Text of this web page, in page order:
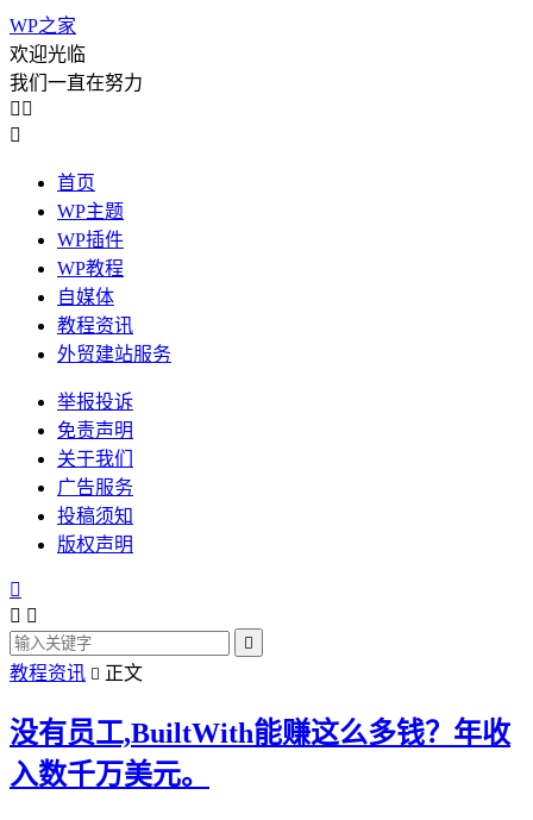
WP之家
欢迎光临
我们一直在努力
 

首页
WP主题
WP插件
WP教程
自媒体
教程资讯
外贸建站服务
举报投诉
免责声明
关于我们
广告服务
投稿须知
版权声明

 

教程资讯  正文
没有员工,BuiltWith能赚这么多钱？年收
入数千万美元。